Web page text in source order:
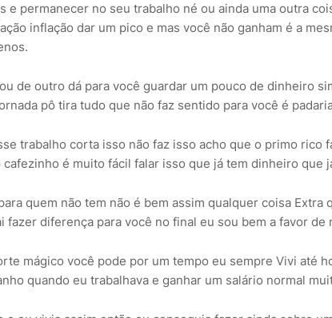
e permanecer no seu trabalho né ou ainda uma outra
inflação dar um pico e mas você não ganham é a
de outro dá para você guardar um pouco de dinheiro
pô tira tudo que não faz sentido para você é
trabalho corta isso não faz isso acho que o primo rico
é muito fácil falar isso que já tem dinheiro que
quem não tem não é bem assim qualquer coisa
fazer diferença para você no final eu sou bem a favor de
mágico você pode por um tempo eu sempre Vivi até
quando eu trabalhava e ganhar um salário normal